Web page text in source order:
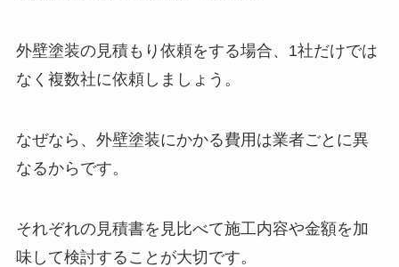
外壁塗装の見積もり依頼をする場合、1社だけでは
なく複数社に依頼しましょう。
なぜなら、外壁塗装にかかる費用は業者ごとに異
なるからです。
それぞれの見積書を見比べて施工内容や金額を加
味して検討することが大切です。